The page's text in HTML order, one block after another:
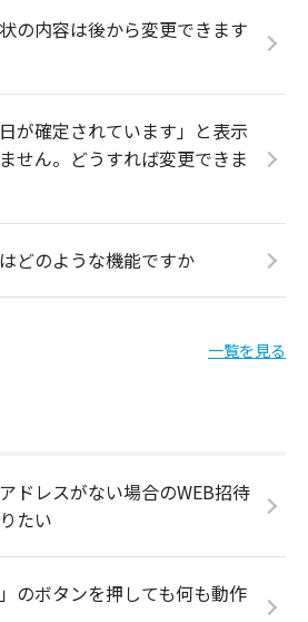
の内容は後から変更できます
が確定されています」と表示
せん。どうすれば変更できま
どのような機能ですか
一覧を見る
ドレスがない場合のWEB招待
たい
のボタンを押しても何も動作